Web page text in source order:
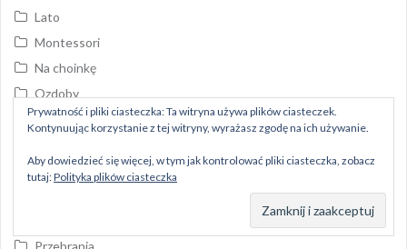
Lato
Montessori
Na choinkę
Ozdoby
Piniata
Pomysł na prezent
Przebrania
Prywatność i pliki ciasteczka: Ta witryna używa plików ciasteczek.
Kontynuując korzystanie z tej witryny, wyrażasz zgodę na ich używanie.
Aby dowiedzieć się więcej, w tym jak kontrolować pliki ciasteczka, zobacz
tutaj:Polityka plików ciasteczka